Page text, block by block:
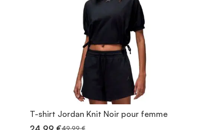
T-shirt Jordan Knit Noir pour femme
49,99 €